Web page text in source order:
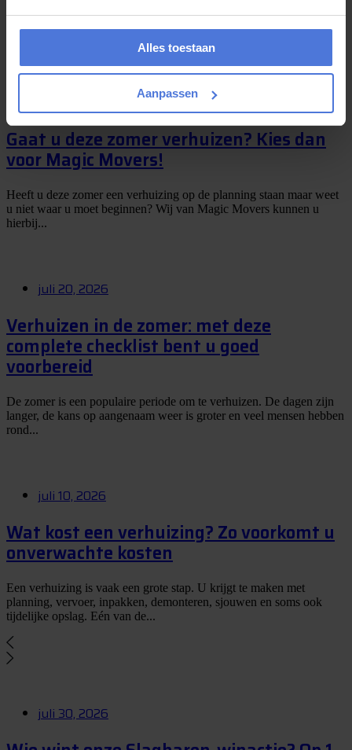
Alles toestaan
Aanpassen
Gaat u deze zomer verhuizen? Kies dan
voor Magic Movers!
Heeft u deze zomer een verhuizing op de planning staan maar weet
u niet waar u moet beginnen? Wij van Magic Movers kunnen u
hierbij...
juli 20, 2026
Verhuizen in de zomer: met deze
complete checklist bent u goed
voorbereid
De zomer is een populaire periode om te verhuizen. De dagen zijn
langer, de kans op aangenaam weer is groter en veel mensen hebben
rond...
juli 10, 2026
Wat kost een verhuizing? Zo voorkomt u
onverwachte kosten
Een verhuizing is vaak een grote stap. U krijgt te maken met
planning, vervoer, inpakken, demonteren, sjouwen en soms ook
tijdelijke opslag. Eén van de...
juli 30, 2026